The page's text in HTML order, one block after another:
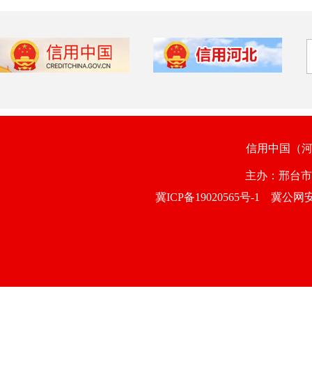
信用中国（
主办：邢
冀ICP备19020565号-1
冀公网